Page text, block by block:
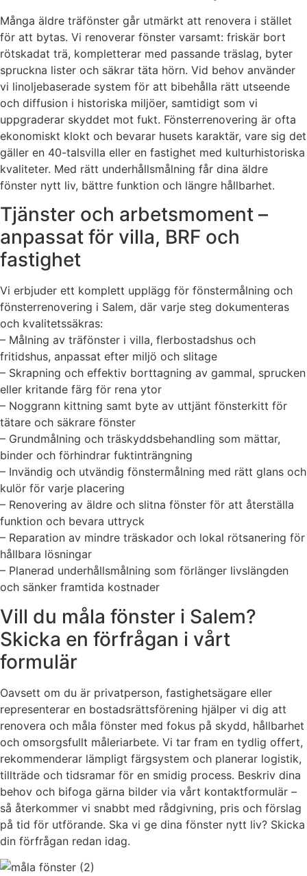
Många äldre träfönster går utmärkt att renovera i stället
för att bytas. Vi renoverar fönster varsamt: friskär bort
rötskadat trä, kompletterar med passande träslag, byter
spruckna lister och säkrar täta hörn. Vid behov använder
vi linoljebaserade system för att bibehålla rätt utseende
och diffusion i historiska miljöer, samtidigt som vi
uppgraderar skyddet mot fukt. Fönsterrenovering är ofta
ekonomiskt klokt och bevarar husets karaktär, vare sig det
gäller en 40-talsvilla eller en fastighet med kulturhistoriska
kvaliteter. Med rätt underhållsmålning får dina äldre
fönster nytt liv, bättre funktion och längre hållbarhet.
Tjänster och arbetsmoment –
anpassat för villa, BRF och
fastighet
Vi erbjuder ett komplett upplägg för fönstermålning och
fönsterrenovering i Salem, där varje steg dokumenteras
och kvalitetssäkras:
– Målning av träfönster i villa, flerbostadshus och
fritidshus, anpassat efter miljö och slitage
– Skrapning och effektiv borttagning av gammal, sprucken
eller kritande färg för rena ytor
– Noggrann kittning samt byte av uttjänt fönsterkitt för
tätare och säkrare fönster
– Grundmålning och träskyddsbehandling som mättar,
binder och förhindrar fuktinträngning
– Invändig och utvändig fönstermålning med rätt glans och
kulör för varje placering
– Renovering av äldre och slitna fönster för att återställa
funktion och bevara uttryck
– Reparation av mindre träskador och lokal rötsanering för
hållbara lösningar
– Planerad underhållsmålning som förlänger livslängden
och sänker framtida kostnader
Vill du måla fönster i Salem?
Skicka en förfrågan i vårt
formulär
Oavsett om du är privatperson, fastighetsägare eller
representerar en bostadsrättsförening hjälper vi dig att
renovera och måla fönster med fokus på skydd, hållbarhet
och omsorgsfullt måleriarbete. Vi tar fram en tydlig offert,
rekommenderar lämpligt färgsystem och planerar logistik,
tillträde och tidsramar för en smidig process. Beskriv dina
behov och bifoga gärna bilder via vårt kontaktformulär –
så återkommer vi snabbt med rådgivning, pris och förslag
på tid för utförande. Ska vi ge dina fönster nytt liv? Skicka
din förfrågan redan idag.